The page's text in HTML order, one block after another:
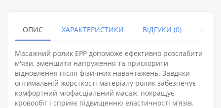
ОПИС ХАРАКТЕРИСТИКИ ВІДГУКИ (0)
Масажний ролик EPP допоможе ефективно розслабити
м'язи, зменшити напруження та прискорити
відновлення після фізичних навантажень. Завдяки
оптимальній жорсткості матеріалу ролик забезпечує
комфортний міофасціальний масаж, покращує
кровообіг і сприяє підвищенню еластичності м'язів.